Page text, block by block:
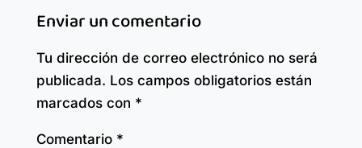
Enviar un comentario
Tu dirección de correo electrónico no será
publicada. Los campos obligatorios están
marcados con *
Comentario *